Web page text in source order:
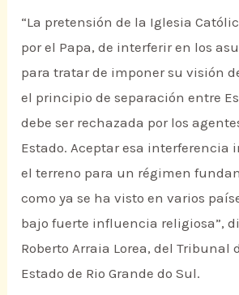
“La pretensión de la Iglesia
por el Papa, de interferir en los
para tratar de imponer su visión
el principio de separación entre
debe ser rechazada por los
Estado. Aceptar esa interferencia
el terreno para un régimen
como ya se ha visto en varios
bajo fuerte influencia religiosa”,
Roberto Arraia Lorea, del Tribunal
Estado de Rio Grande do Sul.